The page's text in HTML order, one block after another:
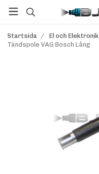
Startsida / El och Elektronik
Tändspole VAG Bosch Lång